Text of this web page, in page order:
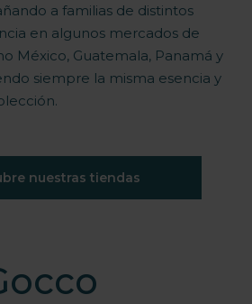
a familias de distintos
en algunos mercados de
México, Guatemala, Panamá y
siempre la misma esencia y
nuestras tiendas